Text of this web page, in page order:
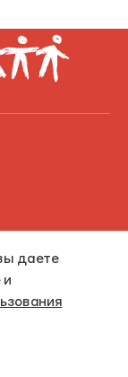
даете
и